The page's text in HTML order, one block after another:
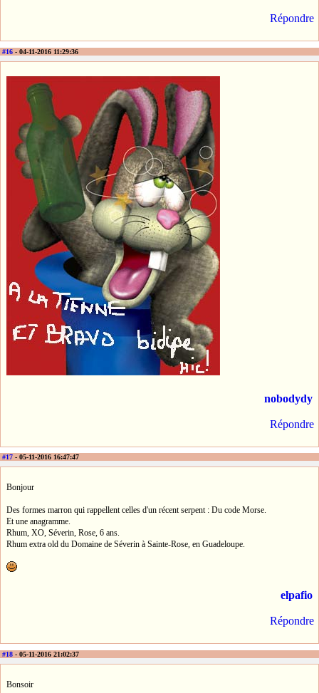
Répondre
#16 - 04-11-2016 11:29:36
nobodydy
Répondre
#17 - 05-11-2016 16:47:47
Bonjour
Des formes marron qui rappellent celles d'un récent serpent : Du code Morse.
Et une anagramme.
Rhum, XO, Séverin, Rose, 6 ans.
Rhum extra old du Domaine de Séverin à Sainte-Rose, en Guadeloupe.
elpafio
Répondre
#18 - 05-11-2016 21:02:37
Bonsoir